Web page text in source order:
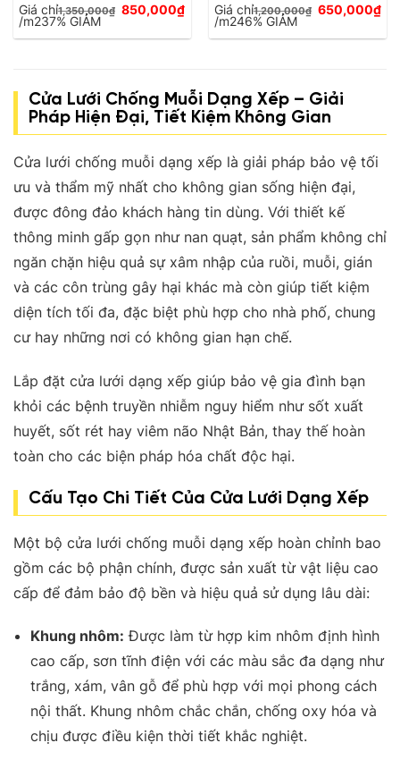
Giá chỉ1,350,000₫ Giá
1,350,000₫.
850,000₫
Giá
hiện
tại
/m237% GIẢM
Giá chỉ1,200,000₫ Giá
1,200,000₫.
650,000₫
Giá
hiện
tại
/m246% GIẢM
Cửa Lưới Chống Muỗi Dạng Xếp – Giải
Pháp Hiện Đại, Tiết Kiệm Không Gian
Cửa lưới chống muỗi dạng xếp là giải pháp bảo vệ tối
ưu và thẩm mỹ nhất cho không gian sống hiện đại,
được đông đảo khách hàng tin dùng. Với thiết kế
thông minh gấp gọn như nan quạt, sản phẩm không chỉ
ngăn chặn hiệu quả sự xâm nhập của ruồi, muỗi, gián
và các côn trùng gây hại khác mà còn giúp tiết kiệm
diện tích tối đa, đặc biệt phù hợp cho nhà phố, chung
cư hay những nơi có không gian hạn chế.
Lắp đặt cửa lưới dạng xếp giúp bảo vệ gia đình bạn
khỏi các bệnh truyền nhiễm nguy hiểm như sốt xuất
huyết, sốt rét hay viêm não Nhật Bản, thay thế hoàn
toàn cho các biện pháp hóa chất độc hại.
Cấu Tạo Chi Tiết Của Cửa Lưới Dạng Xếp
Một bộ cửa lưới chống muỗi dạng xếp hoàn chỉnh bao
gồm các bộ phận chính, được sản xuất từ vật liệu cao
cấp để đảm bảo độ bền và hiệu quả sử dụng lâu dài:
Khung nhôm: Được làm từ hợp kim nhôm định hình
cao cấp, sơn tĩnh điện với các màu sắc đa dạng như
trắng, xám, vân gỗ để phù hợp với mọi phong cách
nội thất. Khung nhôm chắc chắn, chống oxy hóa và
chịu được điều kiện thời tiết khắc nghiệt.